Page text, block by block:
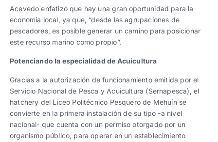
Acevedo enfatizó que hay una gran oportunidad para la
economía local, ya que, “desde las agrupaciones de
pescadores, es posible generar un camino para posicionar
este recurso marino como propio”.
Potenciando la especialidad de Acuicultura
Gracias a la autorización de funcionamiento emitida por el
Servicio Nacional de Pesca y Acuicultura (Sernapesca), el
hatchery del Liceo Politécnico Pesquero de Mehuín se
convierte en la primera instalación de su tipo -a nivel
nacional- que cuenta con un permiso otorgado por un
organismo público, para operar en un establecimiento